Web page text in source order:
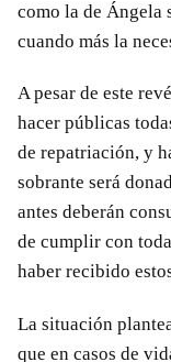
como la de Ángela
cuando más la
A pesar de este
hacer públicas
de repatriación, y
sobrante será
antes deberán
de cumplir con
haber recibido
La situación
que en casos de